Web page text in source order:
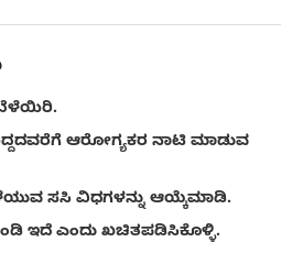
ಬೆಳೆಯಿರಿ.
ಆರೋಗ್ಯಕರ ನಾಟಿ ಮಾಡುವ
ಸಸಿ ವಿಧಗಳನ್ನು ಆಯ್ಕೆಮಾಡಿ.
ಇದೆ ಎಂದು ಖಚಿತಪಡಿಸಿಕೊಳ್ಳಿ.